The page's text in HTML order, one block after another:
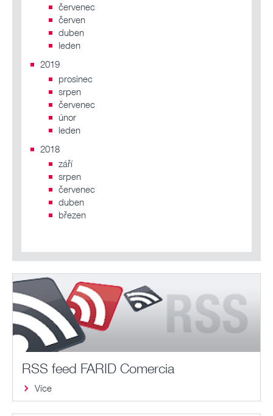
červenec
červen
duben
leden
2019
prosinec
srpen
červenec
únor
leden
2018
září
srpen
červenec
duben
březen
RSS feed FARID Comercia
Více